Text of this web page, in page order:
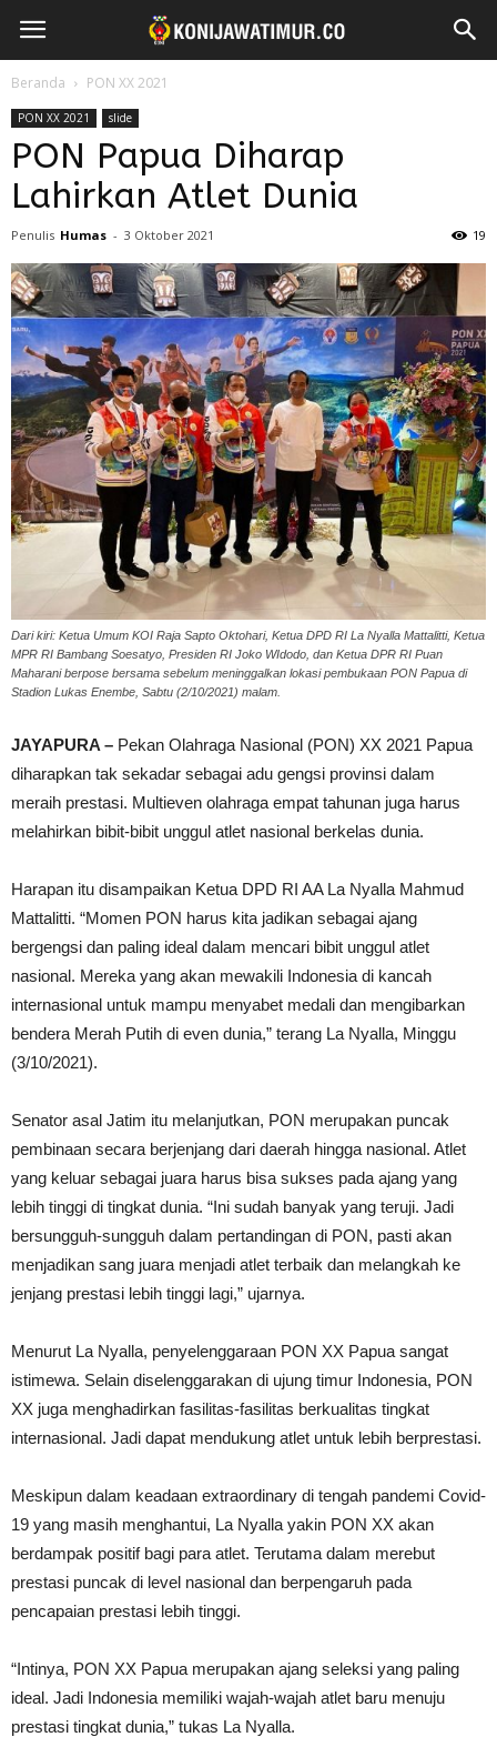
Beranda PON XX 2021
PON XX 2021 slide
PON Papua Diharap
Lahirkan Atlet Dunia
Penulis Humas - 3 Oktober 2021 19
Dari kiri: Ketua Umum KOI Raja Sapto Oktohari, Ketua DPD RI La Nyalla Mattalitti, Ketua
MPR RI Bambang Soesatyo, Presiden RI Joko WIdodo, dan Ketua DPR RI Puan
Maharani berpose bersama sebelum meninggalkan lokasi pembukaan PON Papua di
Stadion Lukas Enembe, Sabtu (2/10/2021) malam.
JAYAPURA – Pekan Olahraga Nasional (PON) XX 2021 Papua
diharapkan tak sekadar sebagai adu gengsi provinsi dalam
meraih prestasi. Multieven olahraga empat tahunan juga harus
melahirkan bibit-bibit unggul atlet nasional berkelas dunia.
Harapan itu disampaikan Ketua DPD RI AA La Nyalla Mahmud
Mattalitti. “Momen PON harus kita jadikan sebagai ajang
bergengsi dan paling ideal dalam mencari bibit unggul atlet
nasional. Mereka yang akan mewakili Indonesia di kancah
internasional untuk mampu menyabet medali dan mengibarkan
bendera Merah Putih di even dunia,” terang La Nyalla, Minggu
(3/10/2021).
Senator asal Jatim itu melanjutkan, PON merupakan puncak
pembinaan secara berjenjang dari daerah hingga nasional. Atlet
yang keluar sebagai juara harus bisa sukses pada ajang yang
lebih tinggi di tingkat dunia. “Ini sudah banyak yang teruji. Jadi
bersungguh-sungguh dalam pertandingan di PON, pasti akan
menjadikan sang juara menjadi atlet terbaik dan melangkah ke
jenjang prestasi lebih tinggi lagi,” ujarnya.
Menurut La Nyalla, penyelenggaraan PON XX Papua sangat
istimewa. Selain diselenggarakan di ujung timur Indonesia, PON
XX juga menghadirkan fasilitas-fasilitas berkualitas tingkat
internasional. Jadi dapat mendukung atlet untuk lebih berprestasi.
Meskipun dalam keadaan extraordinary di tengah pandemi Covid-
19 yang masih menghantui, La Nyalla yakin PON XX akan
berdampak positif bagi para atlet. Terutama dalam merebut
prestasi puncak di level nasional dan berpengaruh pada
pencapaian prestasi lebih tinggi.
“Intinya, PON XX Papua merupakan ajang seleksi yang paling
ideal. Jadi Indonesia memiliki wajah-wajah atlet baru menuju
prestasi tingkat dunia,” tukas La Nyalla.